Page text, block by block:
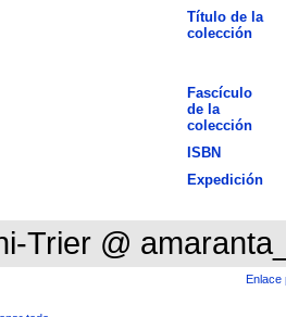
Título de la
colección
Fascículo
de la
colección
ISBN
Expedición
Trier @
Enlace